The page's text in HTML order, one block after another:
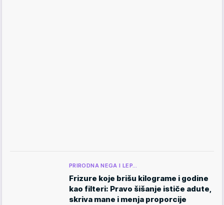
PRIRODNA NEGA I LEP…
Frizure koje brišu kilograme i godine
kao filteri: Pravo šišanje ističe adute,
skriva mane i menja proporcije